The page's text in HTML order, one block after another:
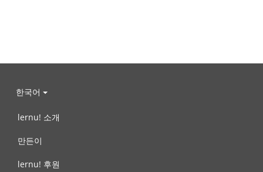
한국어
lernu! 소개
만든이
lernu! 후원